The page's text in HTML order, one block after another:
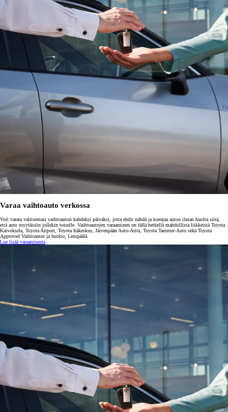
Varaa vaihtoauto verkossa
Voit varata valitsemasi vaihtoauton kahdeksi päiväksi, jotta ehdit nähdä ja koeajaa auton ilman huolta siitä,
että auto myytäisiin jollekin toiselle. Vaihtoautojen varaaminen on tällä hetkellä mahdollista liikkeistä Toyota
Kaivoksela, Toyota Airport, Toyota Itäkeskus, Järvenpään Auto-Arita, Toyota Tammer-Auto sekä Toyota
Approved Vaihtoautot ja huolto, Lempäälä.
Lue lisää varaamisesta